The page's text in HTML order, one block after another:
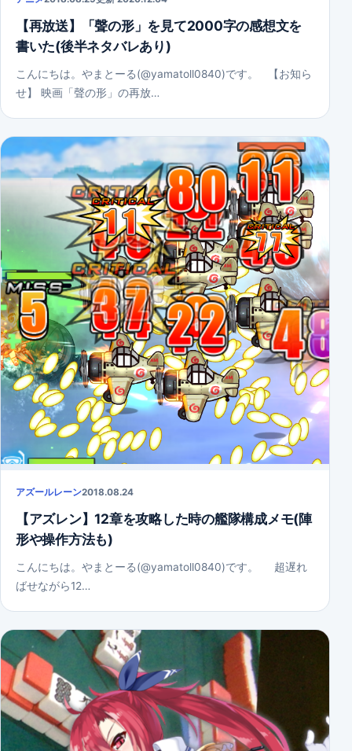
【再放送】「聲の形」を見て2000字の感想文を
書いた(後半ネタバレあり)
こんにちは。やまとーる(@yamatoll0840)です。 【お知ら
せ】 映画「聲の形」の再放…
アズールレーン2018.08.24
【アズレン】12章を攻略した時の艦隊構成メモ(陣
形や操作方法も)
こんにちは。やまとーる(@yamatoll0840)です。 超遅れ
ばせながら12…